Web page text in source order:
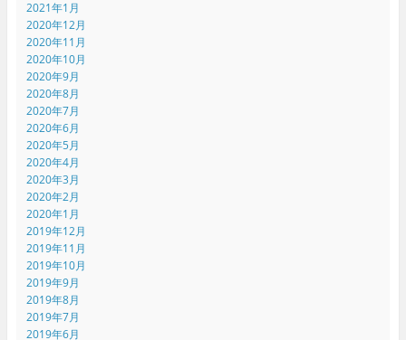
2021年1月
2020年12月
2020年11月
2020年10月
2020年9月
2020年8月
2020年7月
2020年6月
2020年5月
2020年4月
2020年3月
2020年2月
2020年1月
2019年12月
2019年11月
2019年10月
2019年9月
2019年8月
2019年7月
2019年6月